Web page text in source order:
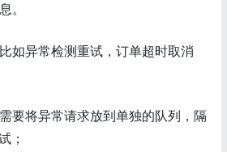
。
如异常检测重试，订单超时取消
要将异常请求放到单独的队列，隔
；